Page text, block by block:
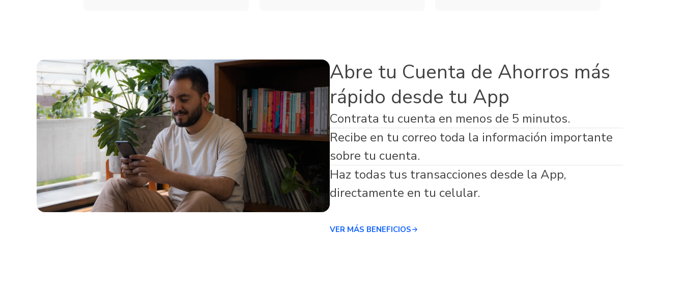
Servicios Adicionales
Courier
Peigo
Billetera virtual respaldada por Banco Guayaquil
Abre tu Cuenta de Ahorros más
rápido desde tu App
Contrata tu cuenta en menos de 5 minutos.
Recibe en tu correo toda la información importante
sobre tu cuenta.
Haz todas tus transacciones desde la App,
directamente en tu celular.
VER MÁS BENEFICIOS